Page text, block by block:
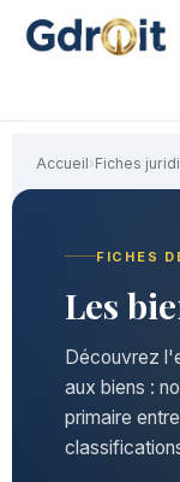
Accueil›Fiches
FICHES
Les
Découvrez
aux biens :
primaire